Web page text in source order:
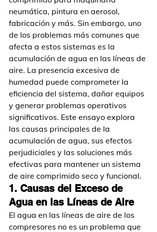
neumática, pintura en aerosol,
fabricación y más. Sin embargo, uno
de los problemas más comunes que
afecta a estos sistemas es la
acumulación de agua en las líneas de
aire. La presencia excesiva de
humedad puede comprometer la
eficiencia del sistema, dañar equipos
y generar problemas operativos
significativos. Este ensayo explora
las causas principales de la
acumulación de agua, sus efectos
perjudiciales y las soluciones más
efectivas para mantener un sistema
de aire comprimido seco y funcional.
1. Causas del Exceso de
Agua en las Líneas de Aire
El agua en las líneas de aire de los
compresores no es un problema que